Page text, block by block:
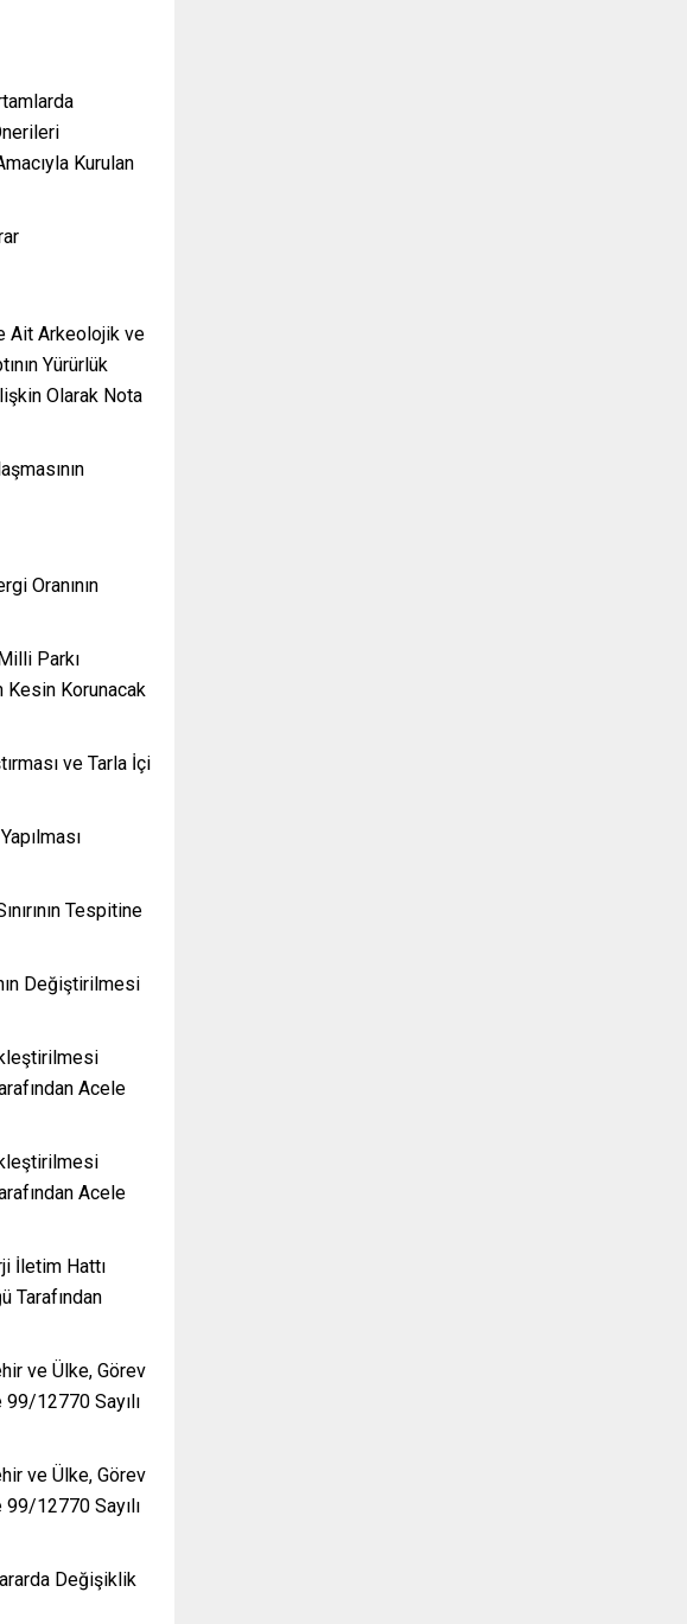
Kurulan
Ait Arkeolojik ve
Yürürlük
Olarak Nota
Oranının
Parkı
Kesin Korunacak
ve Tarla İçi
Tespitine
Değiştirilmesi
Acele
Acele
İletim Hattı
Tarafından
ve Ülke, Görev
12770 Sayılı
ve Ülke, Görev
12770 Sayılı
Değişiklik